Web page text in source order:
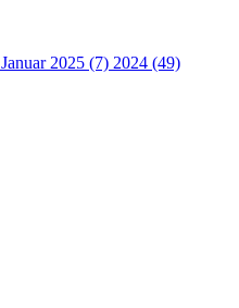
Januar 2025 (7) 2024 (49)